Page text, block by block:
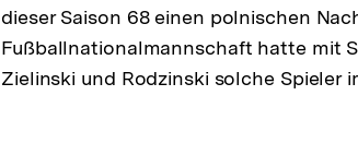
Auflösung
der
Fußnote
dieser Saison 68 einen polnischen
Fußballnationalmannschaft hatte mit
Zielinski und Rodzinski solche Spieler